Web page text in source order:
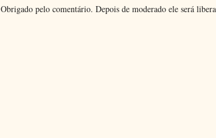
Obrigado pelo comentário. Depois de moderado ele será